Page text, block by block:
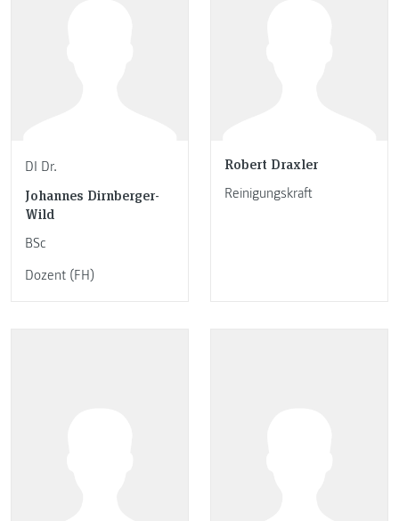
DI Dr.
Johannes Dirnberger-
Wild
BSc
Dozent (FH)
Robert Draxler
Reinigungskraft